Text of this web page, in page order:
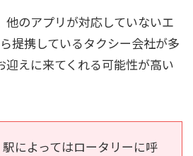
他のアプリが対応していないエ
提携しているタクシー会社が多
迎えに来てくれる可能性が高い
によってはロータリーに呼